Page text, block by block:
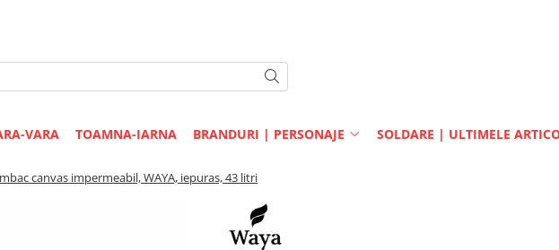
VARA TOAMNA-IARNA BRANDURI | PERSONAJE SOLDARE | ULTIMELE
canvas impermeabil, WAYA, iepuras, 43 litri